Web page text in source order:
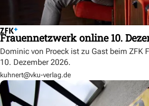
Frauennetzwerk online 10.
Dominic von Proeck ist zu Gast beim ZFK
10. Dezember 2026.
kuhnert@vku-verlag.de